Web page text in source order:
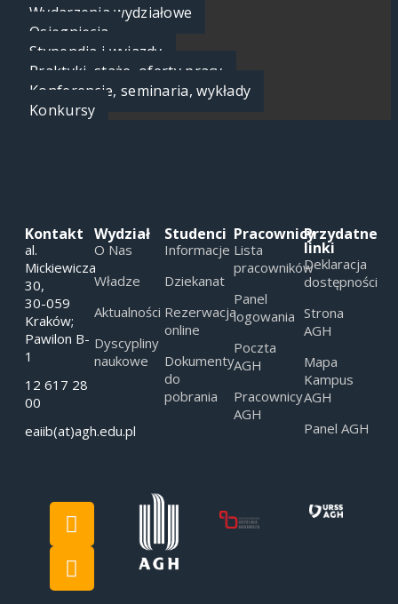
Wydarzenia wydziałowe
Osiągnięcia
Stypendia i wyjazdy
Praktyki, staże, oferty pracy
Konferencje, seminaria, wykłady
Konkursy
Kontakt
al.
Mickiewicza
30,
30-059
Kraków;
Pawilon B-
1
12 617 28
00
eaiib(at)agh.edu.pl
Wydział
O Nas
Władze
Aktualności
Dyscypliny
naukowe
Studenci
Informacje
Dziekanat
Rezerwacja
online
Dokumenty
do
pobrania
Pracownicy
Lista
pracowników
Panel
logowania
Poczta
AGH
Pracownicy
AGH
Przydatne
linki
Deklaracja
dostępności
Strona
AGH
Mapa
Kampus
AGH
Panel AGH